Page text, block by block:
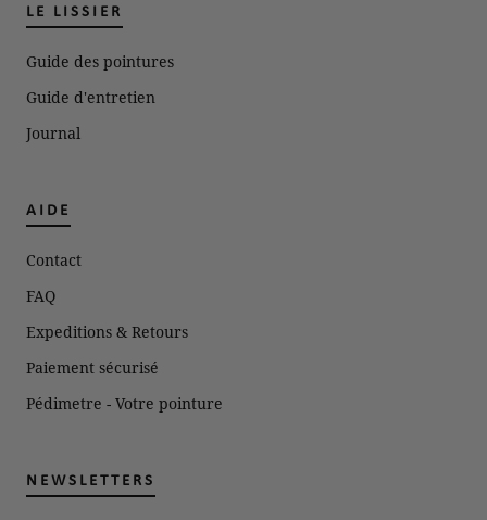
LE LISSIER
Guide des pointures
Guide d'entretien
Journal
AIDE
Contact
FAQ
Expeditions & Retours
Paiement sécurisé
Pédimetre - Votre pointure
NEWSLETTERS